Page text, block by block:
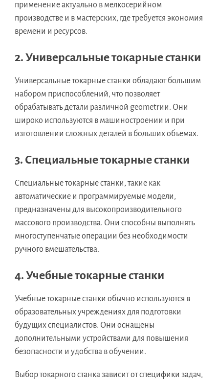
применение актуально в мелкосерийном
производстве и в мастерских, где требуется экономия
времени и ресурсов.
2. Универсальные токарные станки
Универсальные токарные станки обладают большим
набором приспособлений, что позволяет
обрабатывать детали различной geometrии. Они
широко используются в машиностроении и при
изготовлении сложных деталей в больших объемах.
3. Специальные токарные станки
Специальные токарные станки, такие как
автоматические и программируемые модели,
предназначены для высокопроизводительного
массового производства. Они способны выполнять
многоступенчатые операции без необходимости
ручного вмешательства.
4. Учебные токарные станки
Учебные токарные станки обычно используются в
образовательных учреждениях для подготовки
будущих специалистов. Они оснащены
дополнительными устройствами для повышения
безопасности и удобства в обучении.
Выбор токарного станка зависит от специфики задач,